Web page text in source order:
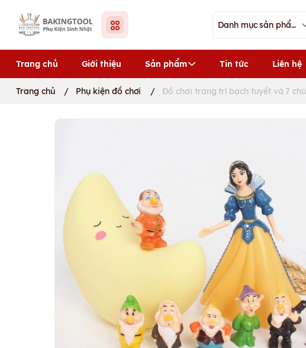
Trang chủ Giới thiệu Sản phẩm Tin tức Liên hệ
Trang chủ / Phụ kiện đồ chơi / Đồ chơi trang trí bạch tuyết và 7